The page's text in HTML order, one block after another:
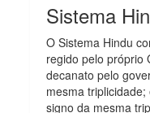
Sistema
O Sistema Hindu
regido pelo próprio
decanato pelo
mesma
signo da mesma